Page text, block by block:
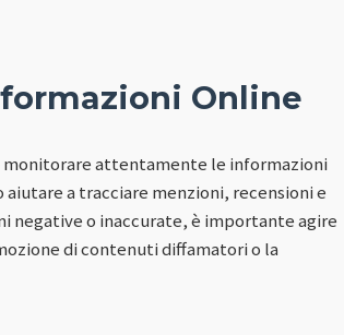
Online
monitorare attentamente le informazioni
a tracciare menzioni, recensioni e
negative o inaccurate, è importante agire
di contenuti diffamatori o la